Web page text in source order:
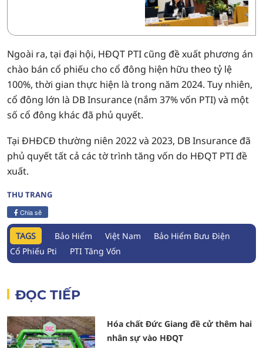
Ngoài ra, tại đại hội, HĐQT PTI cũng đề xuất phương án
chào bán cổ phiếu cho cổ đông hiện hữu theo tỷ lệ
100%, thời gian thực hiện là trong năm 2024. Tuy nhiên,
cổ đông lớn là DB Insurance (nắm 37% vốn PTI) và một
số cổ đông khác đã phủ quyết.
Tại ĐHĐCĐ thường niên 2022 và 2023, DB Insurance đã
phủ quyết tất cả các tờ trình tăng vốn do HĐQT PTI đề
xuất.
THU TRANG
Chia sẻ
TAGS Bảo Hiểm Việt Nam
Bảo Hiểm Bưu Điện
Cổ Phiếu Pti
PTI Tăng Vốn
ĐỌC TIẾP
Hóa chất Đức Giang đề cử thêm hai
nhân sự vào HĐQT